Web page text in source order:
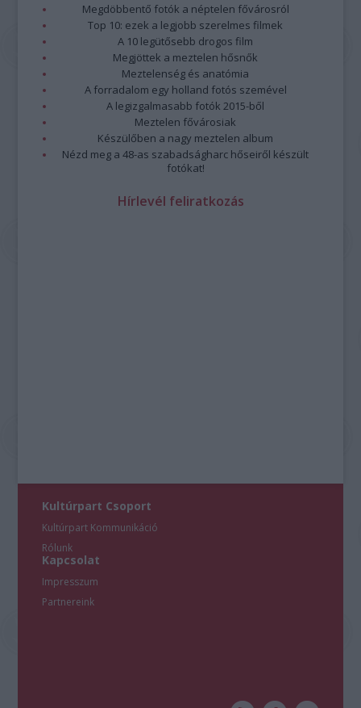
Megdöbbentő fotók a néptelen fővárosról
Top 10: ezek a legjobb szerelmes filmek
A 10 legütősebb drogos film
Megjöttek a meztelen hősnők
Meztelenség és anatómia
A forradalom egy holland fotós szemével
A legizgalmasabb fotók 2015-ből
Meztelen fővárosiak
Készülőben a nagy meztelen album
Nézd meg a 48-as szabadságharc hőseiről készült
fotókat!
Hírlevél feliratkozás
Kultúrpart Csoport
Kultúrpart Kommunikáció
Rólunk
Kapcsolat
Impresszum
Partnereink